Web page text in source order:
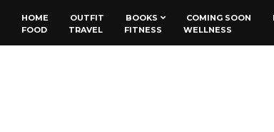
HOME OUTFIT BOOKS COMING SOON
FOOD
TRAVEL FITNESS WELLNESS